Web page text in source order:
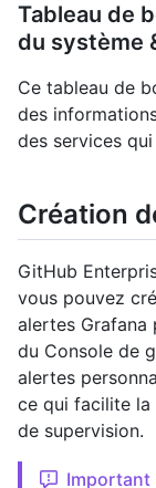
Tableau de
du système
Ce tableau de
des
des services
Création
GitHub
vous pouvez
alertes Grafana
du Console de
alertes
ce qui facilite
de supervision.
Important